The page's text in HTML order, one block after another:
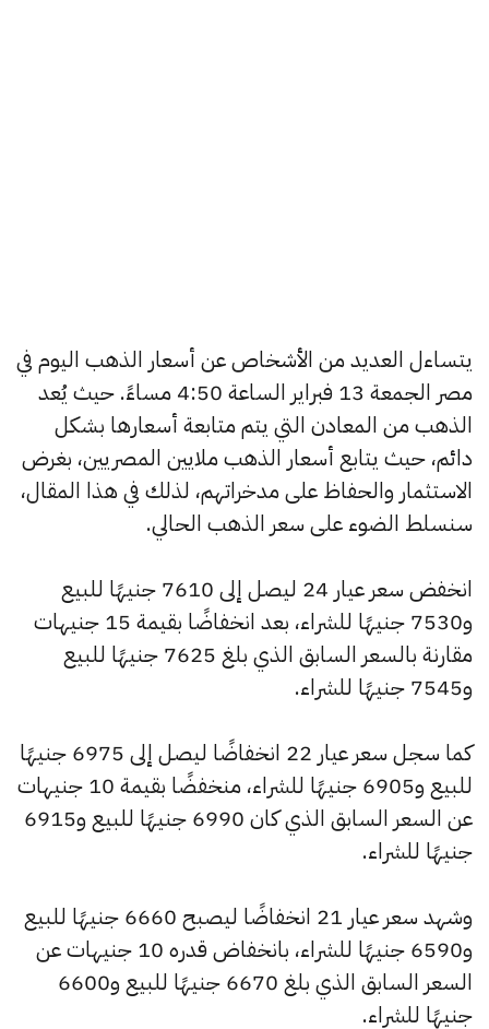
يتساءل العديد من الأشخاص عن أسعار الذهب اليوم في
مصر الجمعة 13 فبراير الساعة 4:50 مساءً. حيث يُعد
الذهب من المعادن التي يتم متابعة أسعارها بشكل
دائم، حيث يتابع أسعار الذهب ملايين المصريين، بغرض
الاستثمار والحفاظ على مدخراتهم، لذلك في هذا المقال،
سنسلط الضوء على سعر الذهب الحالي.
انخفض سعر عيار 24 ليصل إلى 7610 جنيهًا للبيع
و7530 جنيهًا للشراء، بعد انخفاضًا بقيمة 15 جنيهات
مقارنة بالسعر السابق الذي بلغ 7625 جنيهًا للبيع
و7545 جنيهًا للشراء.
كما سجل سعر عيار 22 انخفاضًا ليصل إلى 6975 جنيهًا
للبيع و6905 جنيهًا للشراء، منخفضًا بقيمة 10 جنيهات
عن السعر السابق الذي كان 6990 جنيهًا للبيع و6915
جنيهًا للشراء.
وشهد سعر عيار 21 انخفاضًا ليصبح 6660 جنيهًا للبيع
و6590 جنيهًا للشراء، بانخفاض قدره 10 جنيهات عن
السعر السابق الذي بلغ 6670 جنيهًا للبيع و6600
جنيهًا للشراء.